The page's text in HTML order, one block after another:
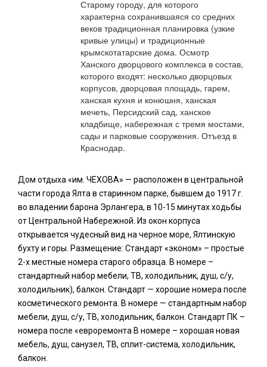
Старому городу, для которого
характерна сохранившаяся со средних
веков традиционная планировка (узкие
кривые улицы) и традиционные
крымскотатарские дома. Осмотр
Ханского дворцового комплекса в состав,
которого входят: несколько дворцовых
корпусов, дворцовая площадь, гарем,
ханская кухня и конюшня, ханская
мечеть, Персидский сад, ханское
кладбище, набережная с тремя мостами,
сады и парковые сооружения. Отъезд в
Краснодар.
Дом отдыха «им. ЧЕХОВА» — расположен в центральной
части города Ялта в старинном парке, бывшем до 1917 г.
во владении барона Эрлангера, в 10-15 минутах ходьбы
от Центральной Набережной. Из окон корпуса
открывается чудесный вид на черное море, Ялтинскую
бухту и горы. Размещение: Стандарт «эконом» – простые
2-х местные номера старого образца. В номере –
стандартный набор мебели, ТВ, холодильник, душ, с/у,
холодильник), балкон. Стандарт — хорошие номера после
косметического ремонта. В номере — стандартным набор
мебели, душ, с/у, ТВ, холодильник, балкон. Стандарт ПК –
номера после «евроремонта В номере – хорошая новая
мебель, душ, санузел, ТВ, сплит-система, холодильник,
балкон.